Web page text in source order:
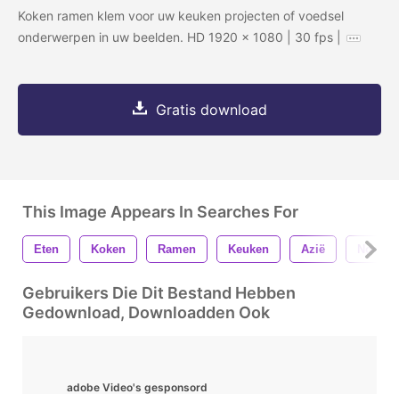
Koken ramen klem voor uw keuken projecten of voedsel
onderwerpen in uw beelden. HD 1920 x 1080 | 30 fps |
Gratis download
This Image Appears In Searches For
Eten Koken Ramen Keuken Azië Noedel
Gebruikers Die Dit Bestand Hebben
Gedownload, Downloadden Ook
adobe Video's gesponsord